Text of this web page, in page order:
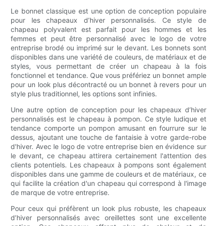
Le bonnet classique est une option de conception populaire
pour les chapeaux d’hiver personnalisés. Ce style de
chapeau polyvalent est parfait pour les hommes et les
femmes et peut être personnalisé avec le logo de votre
entreprise brodé ou imprimé sur le devant. Les bonnets sont
disponibles dans une variété de couleurs, de matériaux et de
styles, vous permettant de créer un chapeau à la fois
fonctionnel et tendance. Que vous préfériez un bonnet ample
pour un look plus décontracté ou un bonnet à revers pour un
style plus traditionnel, les options sont infinies.
Une autre option de conception pour les chapeaux d’hiver
personnalisés est le chapeau à pompon. Ce style ludique et
tendance comporte un pompon amusant en fourrure sur le
dessus, ajoutant une touche de fantaisie à votre garde-robe
d'hiver. Avec le logo de votre entreprise bien en évidence sur
le devant, ce chapeau attirera certainement l'attention des
clients potentiels. Les chapeaux à pompons sont également
disponibles dans une gamme de couleurs et de matériaux, ce
qui facilite la création d'un chapeau qui correspond à l'image
de marque de votre entreprise.
Pour ceux qui préfèrent un look plus robuste, les chapeaux
d’hiver personnalisés avec oreillettes sont une excellente